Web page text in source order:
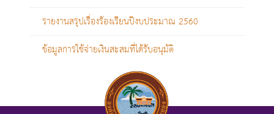
รายงานสรุปเรื่องร้องเรียนปีงบประมาณ 2560
ข้อมูลการใช้จ่ายเงินสะสมที่ได้รับอนุมัติ